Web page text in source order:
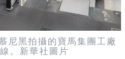
尼黑拍攝的寶馬集團工廠
。新華社圖片